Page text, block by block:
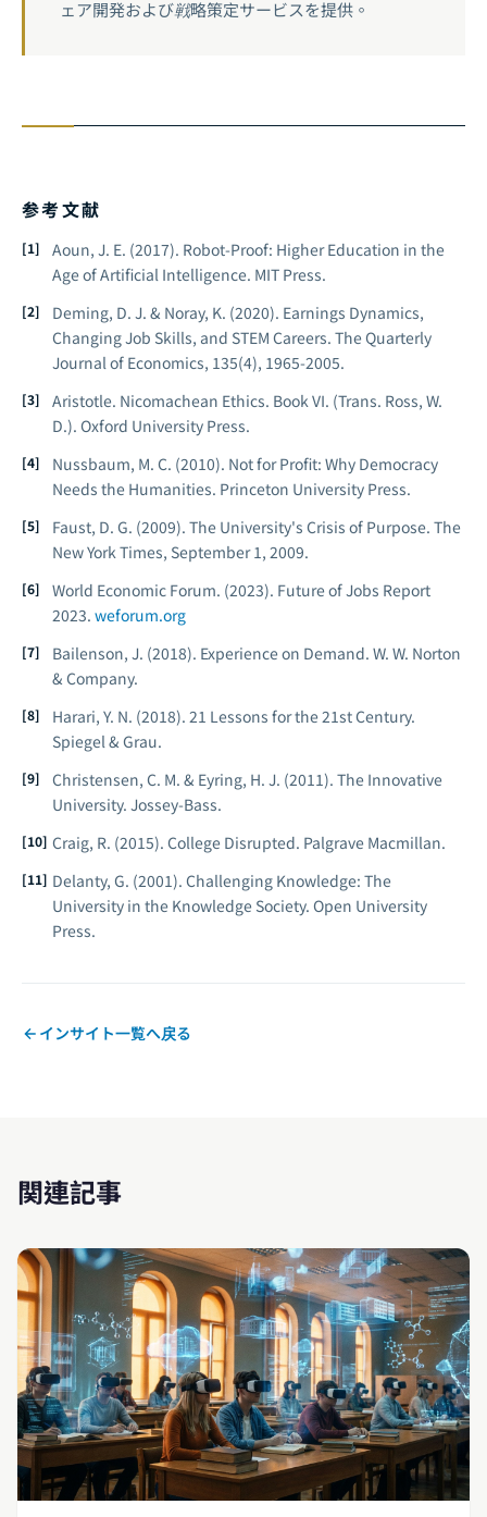
ェア開発および戦略策定サービスを提供。
参考文献
Aoun, J. E. (2017). Robot-Proof: Higher Education in the
Age of Artificial Intelligence. MIT Press.
Deming, D. J. & Noray, K. (2020). Earnings Dynamics,
Changing Job Skills, and STEM Careers. The Quarterly
Journal of Economics, 135(4), 1965-2005.
Aristotle. Nicomachean Ethics. Book VI. (Trans. Ross, W.
D.). Oxford University Press.
Nussbaum, M. C. (2010). Not for Profit: Why Democracy
Needs the Humanities. Princeton University Press.
Faust, D. G. (2009). The University's Crisis of Purpose. The
New York Times, September 1, 2009.
World Economic Forum. (2023). Future of Jobs Report
2023. weforum.org
Bailenson, J. (2018). Experience on Demand. W. W. Norton
& Company.
Harari, Y. N. (2018). 21 Lessons for the 21st Century.
Spiegel & Grau.
Christensen, C. M. & Eyring, H. J. (2011). The Innovative
University. Jossey-Bass.
Craig, R. (2015). College Disrupted. Palgrave Macmillan.
Delanty, G. (2001). Challenging Knowledge: The
University in the Knowledge Society. Open University
Press.
インサイト一覧へ戻る
関連記事